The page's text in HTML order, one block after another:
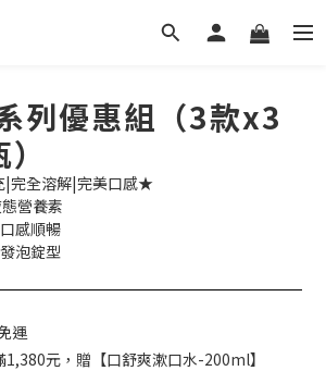
列優惠組（3款x3
完全溶解|完美口感★
營養素
感順暢
泡錠型
運
元，贈【口舒爽漱口水-200ml】